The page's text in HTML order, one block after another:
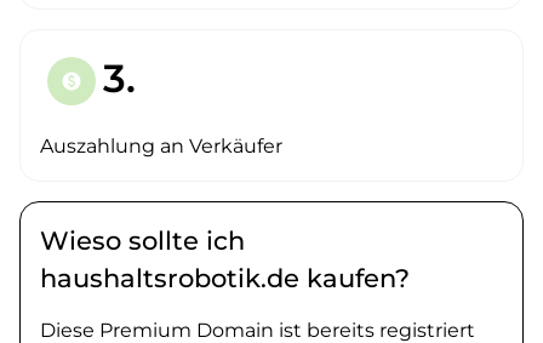
paid 3.
Auszahlung an Verkäufer
Wieso sollte ich
haushaltsrobotik.de kaufen?
Diese Premium Domain ist bereits registriert